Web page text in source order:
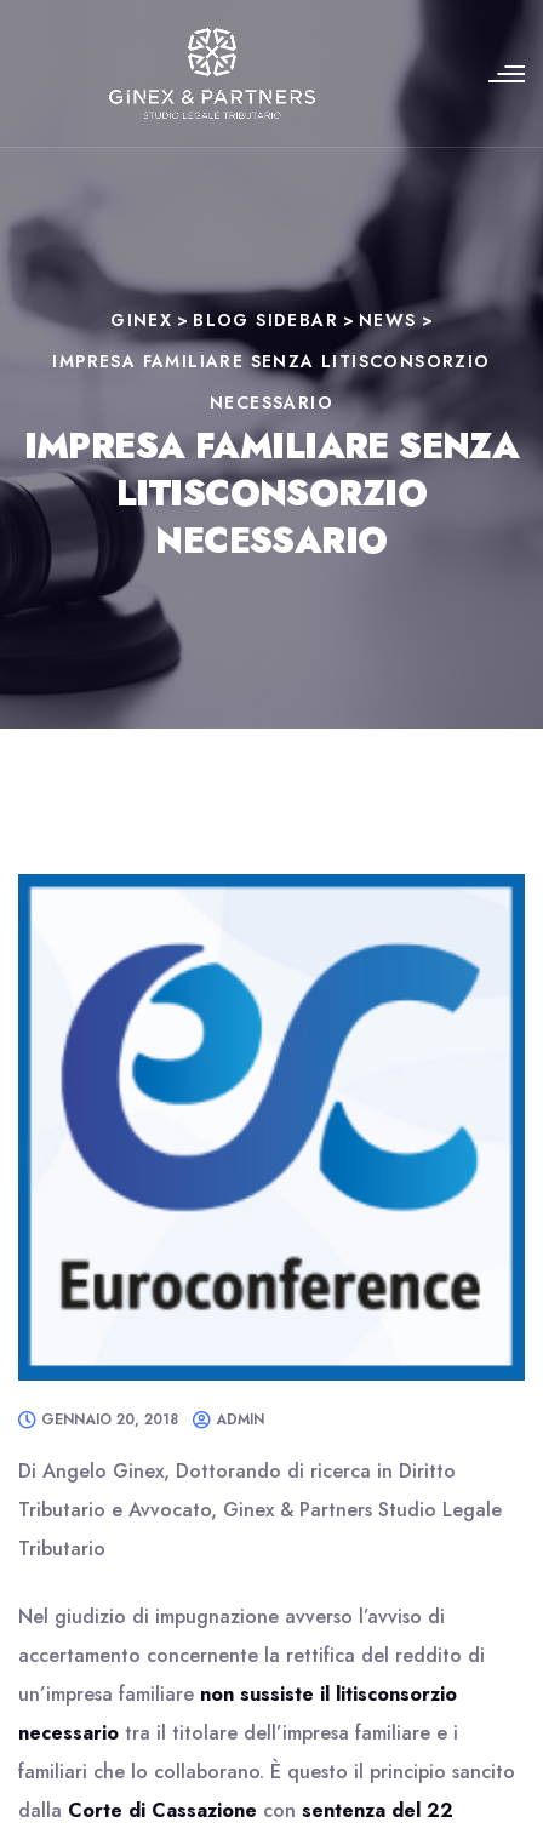
GINEX > BLOG SIDEBAR > NEWS >
IMPRESA FAMILIARE SENZA LITISCONSORZIO
NECESSARIO
IMPRESA FAMILIARE SENZA
LITISCONSORZIO
NECESSARIO
GENNAIO 20, 2018 ADMIN
Di Angelo Ginex, Dottorando di ricerca in Diritto
Tributario e Avvocato, Ginex & Partners Studio Legale
Tributario
Nel giudizio di impugnazione avverso l’avviso di
accertamento concernente la rettifica del reddito di
un’impresa familiare non sussiste il litisconsorzio
necessario tra il titolare dell’impresa familiare e i
familiari che lo collaborano. È questo il principio sancito
dalla Corte di Cassazione con sentenza del 22